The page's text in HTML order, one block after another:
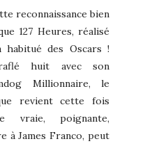
reconnaissance bien
127 Heures, réalisé
habitué des Oscars !
huit avec son
Millionnaire, le
revient cette fois
vraie, poignante,
à James Franco, peut